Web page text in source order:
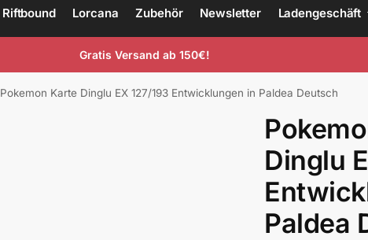
Riftbound Lorcana Zubehör Newsletter Ladengeschäft
Gratis Versand ab 150€!
Pokemon Karte Dinglu EX 127/193 Entwicklungen in Paldea Deutsch
Dinglu
Paldea